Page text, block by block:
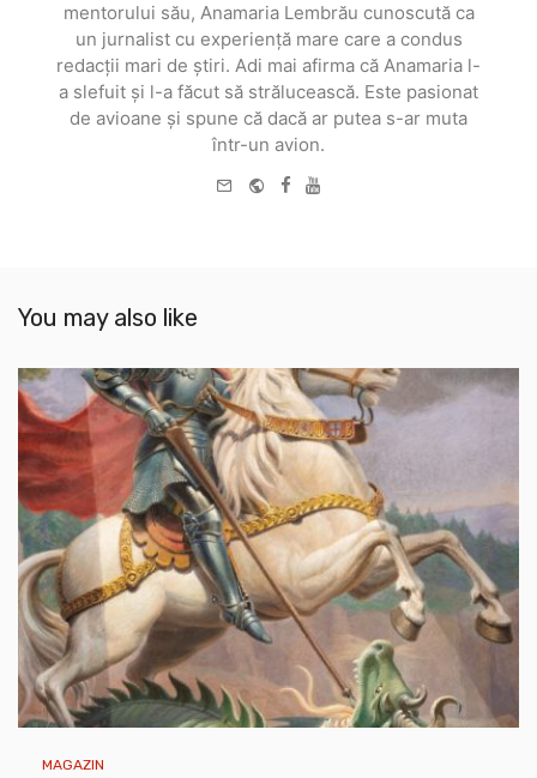
mentorului său, Anamaria Lembrău cunoscută ca
un jurnalist cu experiență mare care a condus
redacții mari de știri. Adi mai afirma că Anamaria l-
a slefuit și l-a făcut să strălucească. Este pasionat
de avioane și spune că dacă ar putea s-ar muta
într-un avion.
e-
WebsiteFacebook
You may also like
MAGAZIN